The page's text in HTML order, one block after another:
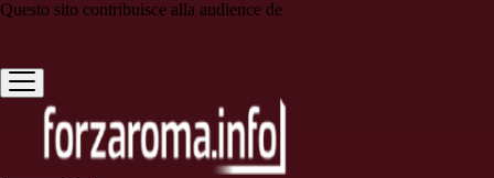
Questo sito contribuisce alla audience de